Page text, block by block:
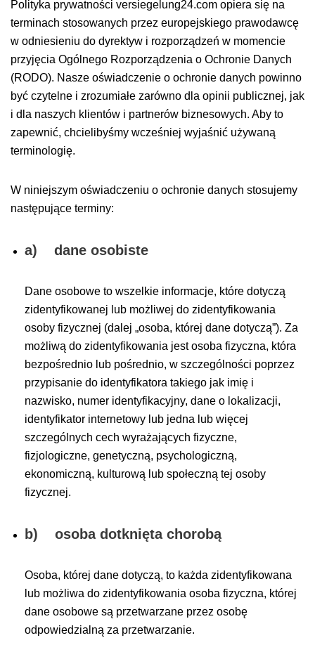
Polityka prywatności versiegelung24.com opiera się na
terminach stosowanych przez europejskiego prawodawcę
w odniesieniu do dyrektyw i rozporządzeń w momencie
przyjęcia Ogólnego Rozporządzenia o Ochronie Danych
(RODO). Nasze oświadczenie o ochronie danych powinno
być czytelne i zrozumiałe zarówno dla opinii publicznej, jak
i dla naszych klientów i partnerów biznesowych. Aby to
zapewnić, chcielibyśmy wcześniej wyjaśnić używaną
terminologię.
W niniejszym oświadczeniu o ochronie danych stosujemy
następujące terminy:
a) dane osobiste
Dane osobowe to wszelkie informacje, które dotyczą
zidentyfikowanej lub możliwej do zidentyfikowania
osoby fizycznej (dalej „osoba, której dane dotyczą”). Za
możliwą do zidentyfikowania jest osoba fizyczna, która
bezpośrednio lub pośrednio, w szczególności poprzez
przypisanie do identyfikatora takiego jak imię i
nazwisko, numer identyfikacyjny, dane o lokalizacji,
identyfikator internetowy lub jedna lub więcej
szczególnych cech wyrażających fizyczne,
fizjologiczne, genetyczną, psychologiczną,
ekonomiczną, kulturową lub społeczną tej osoby
fizycznej.
b) osoba dotknięta chorobą
Osoba, której dane dotyczą, to każda zidentyfikowana
lub możliwa do zidentyfikowania osoba fizyczna, której
dane osobowe są przetwarzane przez osobę
odpowiedzialną za przetwarzanie.